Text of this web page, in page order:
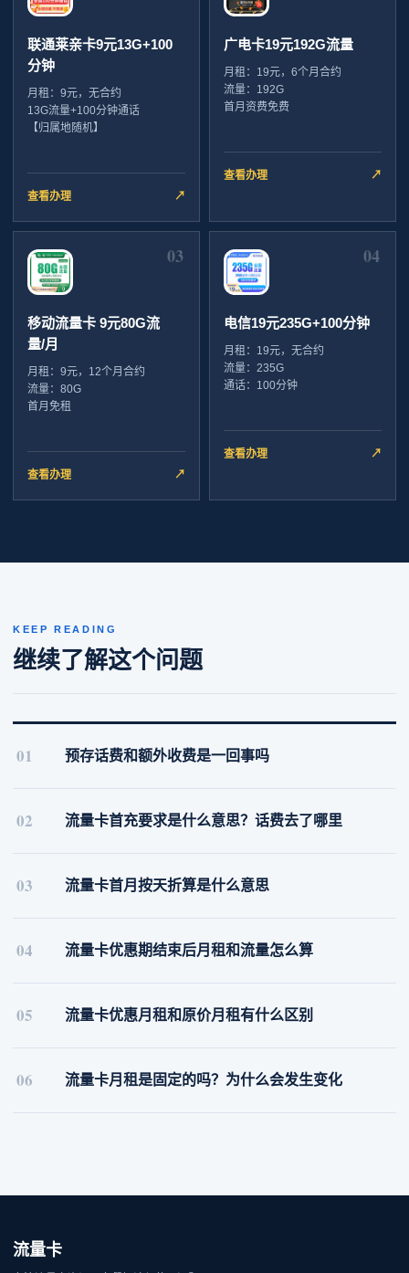
联通莱亲卡9元13G+100
分钟
月租：9元，无合约
13G流量+100分钟通话
【归属地随机】
查看办理 ↗
广电卡19元192G流量
月租：19元，6个月合约
流量：192G
首月资费免费
查看办理 ↗
03
移动流量卡 9元80G流
量/月
月租：9元，12个月合约
流量：80G
首月免租
查看办理 ↗
04
电信19元235G+100分钟
月租：19元，无合约
流量：235G
通话：100分钟
查看办理 ↗
KEEP READING
继续了解这个问题
01 预存话费和额外收费是一回事吗
02 流量卡首充要求是什么意思？话费去了哪里
03 流量卡首月按天折算是什么意思
04 流量卡优惠期结束后月租和流量怎么算
05 流量卡优惠月租和原价月租有什么区别
06 流量卡月租是固定的吗？为什么会发生变化
流量卡